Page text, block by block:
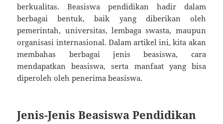
berkualitas. Beasiswa pendidikan hadir dalam
berbagai bentuk, baik yang diberikan oleh
pemerintah, universitas, lembaga swasta, maupun
organisasi internasional. Dalam artikel ini, kita akan
membahas berbagai jenis beasiswa, cara
mendapatkan beasiswa, serta manfaat yang bisa
diperoleh oleh penerima beasiswa.
Jenis-Jenis Beasiswa Pendidikan